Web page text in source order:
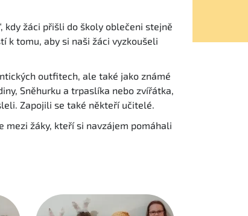
kdy žáci přišli do školy oblečeni stejně
k tomu, aby si naši žáci vyzkoušeli
outfitech, ale také jako známé
Sněhurku a trpaslíka nebo zvířátka,
Zapojili se také někteří učitelé.
mezi žáky, kteří si navzájem pomáhali